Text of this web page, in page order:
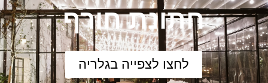
חתונת חורף
לחצו לצפייה בגלריה